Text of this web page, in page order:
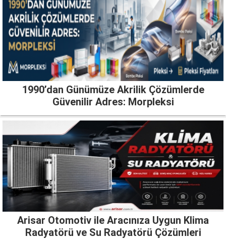
1990’dan Günümüze Akrilik Çözümlerde
Güvenilir Adres: Morpleksi
Arisar Otomotiv ile Aracınıza Uygun Klima
Radyatörü ve Su Radyatörü Çözümleri